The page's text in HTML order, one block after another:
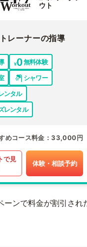
ウト
レーナーの指導
無料体験
シャワー
ンタル
レンタル
めコース料金 33,000円
で見
体験・相談予約
ーンで料金が割引され